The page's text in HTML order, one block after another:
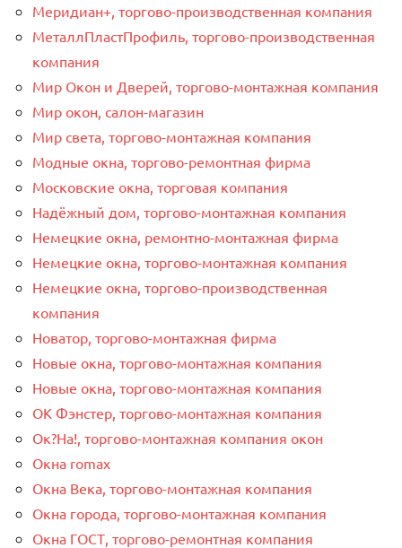
Меридиан+, торгово-производственная компания
МеталлПластПрофиль, торгово-производственная
компания
Мир Окон и Дверей, торгово-монтажная компания
Мир окон, салон-магазин
Мир света, торгово-монтажная компания
Модные окна, торгово-ремонтная фирма
Московские окна, торговая компания
Надёжный дом, торгово-монтажная компания
Немецкие окна, ремонтно-монтажная фирма
Немецкие окна, торгово-монтажная компания
Немецкие окна, торгово-производственная
компания
Новатор, торгово-монтажная фирма
Новые окна, торгово-монтажная компания
Новые окна, торгово-монтажная компания
ОК Фэнстер, торгово-монтажная компания
Ок?На!, торгово-монтажная компания окон
Окна romax
Окна Века, торгово-монтажная компания
Окна города, торгово-монтажная компания
Окна ГОСТ, торгово-ремонтная компания